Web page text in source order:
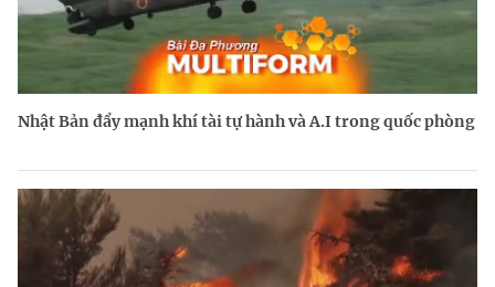
Nhật Bản đẩy mạnh khí tài tự hành và A.I trong quốc phòng